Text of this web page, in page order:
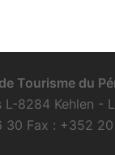
Tourisme du
L-8284 Kehlen
Fax : +352